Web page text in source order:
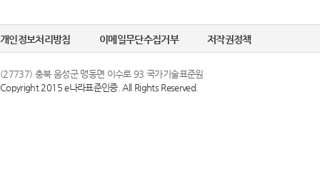
개인정보처리방침 이메일무단수집거부 저작권정책
(27737) 충북 음성군 맹동면 이수로 93 국가기술표준원
Copyright 2015 e나라표준인증. All Rights Reserved.